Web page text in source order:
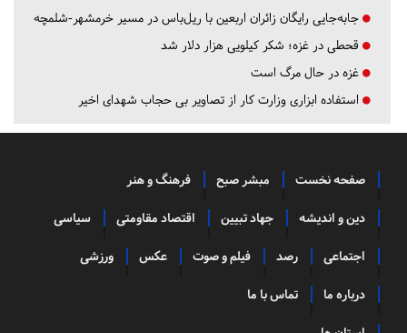
جابه‌جایی رایگان زائران اربعین با ریل‌باس در مسیر خرمشهر-شلمچه
قحطی در غزه؛ شکر کیلویی هزار دلار شد
غزه در حال مرگ است
استفاده ابزاری وزارت کار از تصاویر بی حجاب شهدای اخیر
صفحه نخست مبشر صبح فرهنگ و هنر
دین و اندیشه جهاد تبیین اقتصاد مقاومتی سیاسی
اجتماعی رصد فیلم و صوت عکس ورزشی
درباره ما تماس با ما